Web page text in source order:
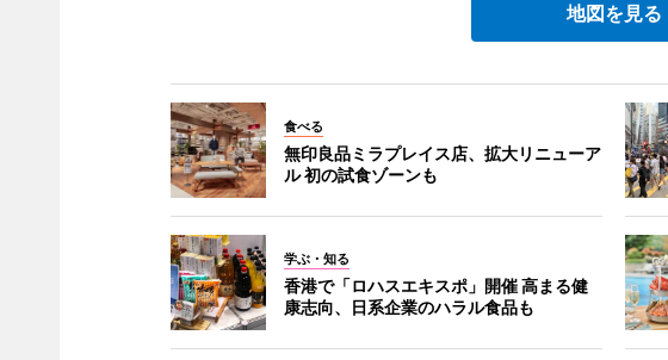
地図を見る
食べる
無印良品ミラプレイス店、拡大リニューア
ル 初の試食ゾーンも
学ぶ・知る
香港で「ロハスエキスポ」開催 高まる健
康志向、日系企業のハラル食品も